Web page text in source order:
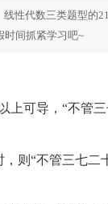
性代数三类题型的
时间抓紧学习吧~
可导，“不管三
“不管三七二